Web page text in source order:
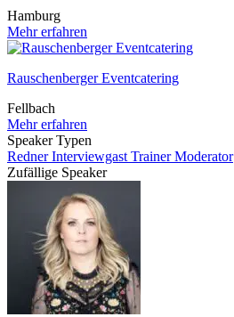
Hamburg
Mehr erfahren
Rauschenberger Eventcatering
Fellbach
Mehr erfahren
Speaker Typen
RednerInterviewgast TrainerModerator
Zufällige Speaker